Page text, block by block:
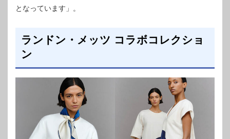
となっています」。
ランドン・メッツ コラボコレクショ
ン